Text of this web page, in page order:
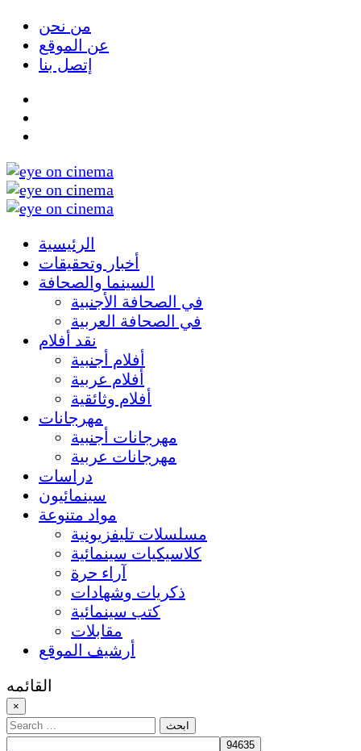
من نحن
عن الموقع
إتصل بنا
الرئيسية
أخبار وتحقيقات
السينما والصحافة
في الصحافة الأجنبية
في الصحافة العربية
نقد أفلام
أفلام أجنبية
أفلام عربية
أفلام وثائقية
مهرجانات
مهرجانات أجنبية
مهرجانات عربية
دراسات
سينمائيون
مواد متنوعة
مسلسلات تليفزيونية
كلاسيكيات سينمائية
آراء حرة
ذكريات وشهادات
كتب سينمائية
مقابلات
أرشيف الموقع
القائمه
×
Search
for: